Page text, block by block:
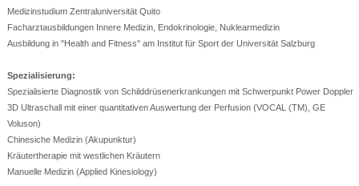
Medizinstudium Zentraluniversität Quito
Facharztausbildungen Innere Medizin, Endokrinologie, Nuklearmedizin
Ausbildung in "Health and Fitness" am Institut für Sport der Universität Salzburg
Spezialisierung:
Spezialisierte Diagnostik von Schilddrüsenerkrankungen mit Schwerpunkt Power Doppler
3D Ultraschall mit einer quantitativen Auswertung der Perfusion (VOCAL (TM), GE
Voluson)
Chinesiche Medizin (Akupunktur)
Kräutertherapie mit westlichen Kräutern
Manuelle Medizin (Applied Kinesiology)